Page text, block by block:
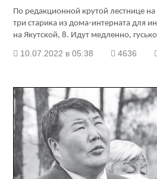
По редакционной крутой лестнице
три старика из дома-интерната для
на Якутской, 8. Идут медленно,
10.07.2022 в 05:38 4636